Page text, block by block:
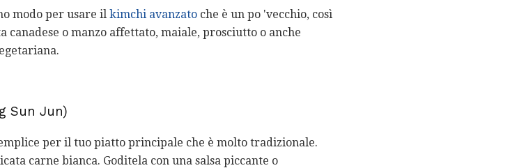
modo per usare il kimchi avanzato che è un po 'vecchio, così
canadese o manzo affettato, maiale, prosciutto o anche
Sun Jun)
per il tuo piatto principale che è molto tradizionale.
carne bianca. Goditela con una salsa piccante o